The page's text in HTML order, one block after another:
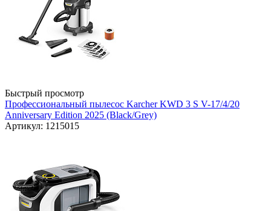
Быстрый просмотр
Профессиональный пылесос Karcher KWD 3 S V-17/4/20
Anniversary Edition 2025 (Black/Grey)
Артикул: 1215015